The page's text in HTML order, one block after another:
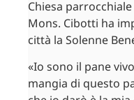
Chiesa
Mons. Cibotti ha
città la Solenne
«Io sono il pane
mangia di questo